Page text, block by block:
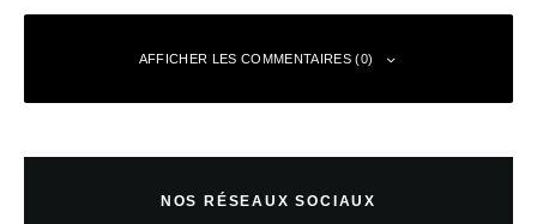
AFFICHER LES COMMENTAIRES (0)
NOS RÉSEAUX SOCIAUX